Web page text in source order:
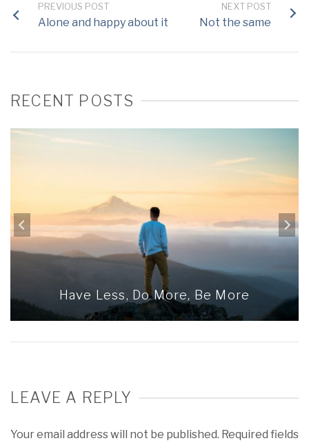
PREVIOUS POST
Alone and happy about it
NEXT POST
Not the same
RECENT POSTS
Have Less, Do More, Be More
LEAVE A REPLY
Your email address will not be published. Required fields